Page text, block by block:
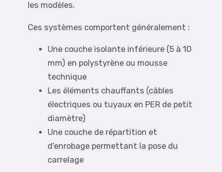
les modèles.
Ces systèmes comportent généralement :
Une couche isolante inférieure (5 à 10
mm) en polystyrène ou mousse
technique
Les éléments chauffants (câbles
électriques ou tuyaux en PER de petit
diamètre)
Une couche de répartition et
d’enrobage permettant la pose du
carrelage